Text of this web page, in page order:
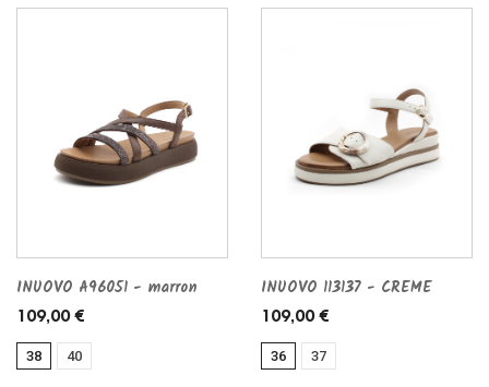
INUOVO A96051 - marron
109,00 €
38 40
INUOVO 113137 - CREME
109,00 €
36 37